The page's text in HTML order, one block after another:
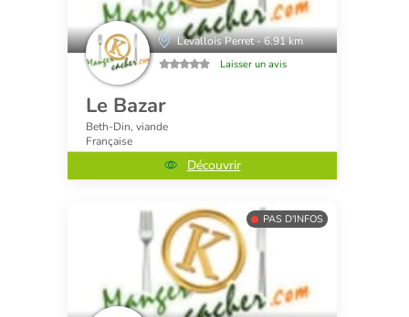
Levallois Perret - 6.91 km
Laisser un avis
Le Bazar
Beth-Din, viande
Française
Découvrir
PAS D'INFOS